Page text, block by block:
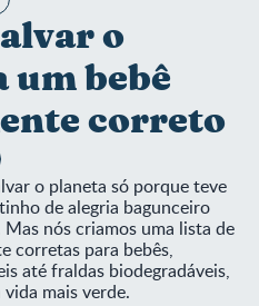
o
um bebê
correto
o planeta só porque teve
de alegria bagunceiro
nós criamos uma lista de
corretas para bebês,
até fraldas biodegradáveis,
mais verde.